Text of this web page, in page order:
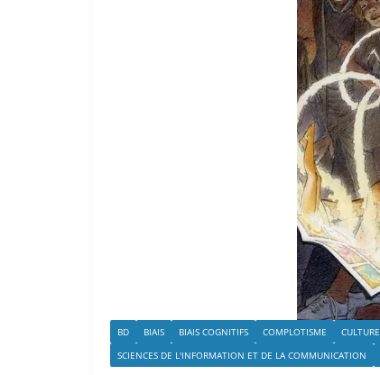
BD BIAIS BIAIS COGNITIFS COMPLOTISME CULTURE
SCIENCES DE L'INFORMATION ET DE LA COMMUNICATION